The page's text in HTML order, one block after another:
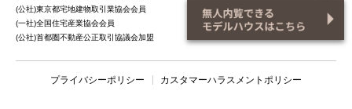
(公社)東京都宅地建物取引業協会会員
(一社)全国住宅産業協会会員
(公社)首都圏不動産公正取引協議会加盟
プライバシーポリシー カスタマーハラスメントポリシー